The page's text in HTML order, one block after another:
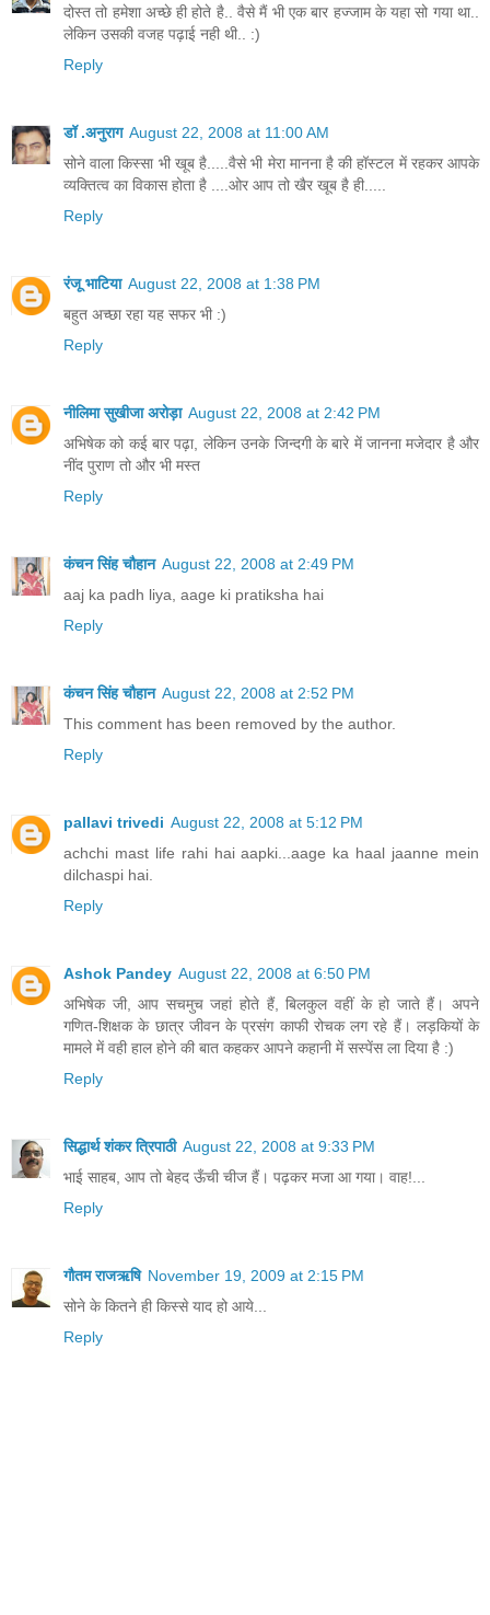
दोस्त तो हमेशा अच्छे ही होते है.. वैसे मैं भी एक बार हज्जाम के यहा सो गया था..
लेकिन उसकी वजह पढ़ाई नही थी.. :)
Reply
डॉ .अनुराग August 22, 2008 at 11:00 AM
सोने वाला किस्सा भी खूब है.....वैसे भी मेरा मानना है की हॉस्टल में रहकर आपके
व्यक्तित्व का विकास होता है ....ओर आप तो खैर खूब है ही.....
Reply
रंजू भाटिया August 22, 2008 at 1:38 PM
बहुत अच्छा रहा यह सफर भी :)
Reply
नीलिमा सुखीजा अरोड़ा August 22, 2008 at 2:42 PM
अभिषेक को कई बार पढ़ा, लेकिन उनके जिन्दगी के बारे में जानना मजेदार है और
नींद पुराण तो और भी मस्त
Reply
कंचन सिंह चौहान August 22, 2008 at 2:49 PM
aaj ka padh liya, aage ki pratiksha hai
Reply
कंचन सिंह चौहान August 22, 2008 at 2:52 PM
This comment has been removed by the author.
Reply
pallavi trivedi August 22, 2008 at 5:12 PM
achchi mast life rahi hai aapki...aage ka haal jaanne mein
dilchaspi hai.
Reply
Ashok Pandey August 22, 2008 at 6:50 PM
अभिषेक जी, आप सचमुच जहां होते हैं, बिलकुल वहीं के हो जाते हैं। अपने
गणित-शिक्षक के छात्र जीवन के प्रसंग काफी रोचक लग रहे हैं। लड़कियों के
मामले में वही हाल होने की बात कहकर आपने कहानी में सस्‍पेंस ला दिया है :)
Reply
सिद्धार्थ शंकर त्रिपाठी August 22, 2008 at 9:33 PM
भाई साहब, आप तो बेहद ऊँची चीज हैं। पढ़कर मजा आ गया। वाह!...
Reply
गौतम राजऋषि November 19, 2009 at 2:15 PM
सोने के कितने ही किस्से याद हो आये...
Reply